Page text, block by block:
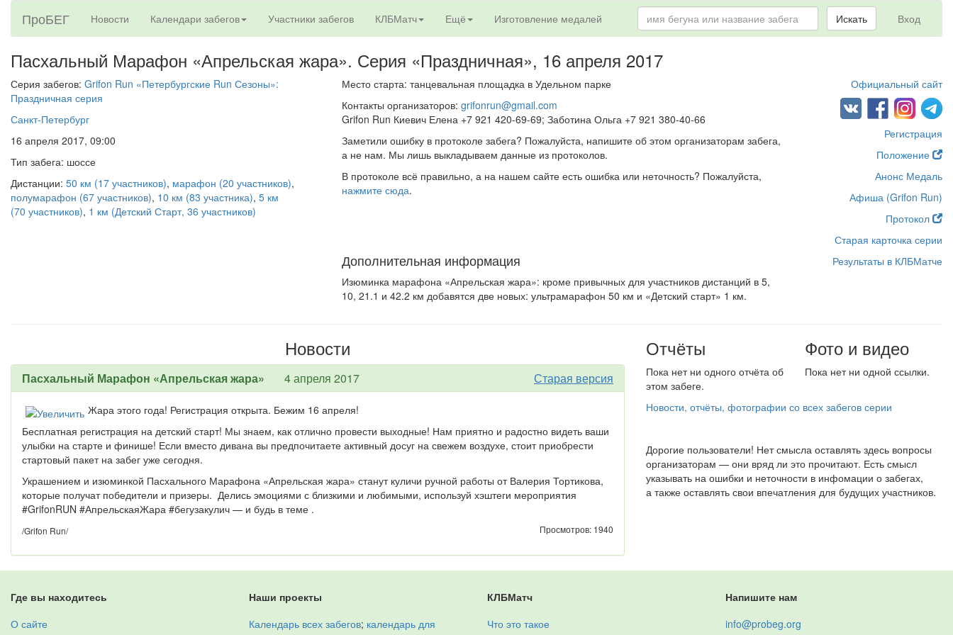
ПроБЕГ Новости Календари забегов Участники забегов КЛБМатч Ещё Изготовление медалей Вход
Искать
Пасхальный Марафон «Апрельская жара». Серия «Праздничная», 16 апреля 2017
Серия забегов: Grifon Run «Петербургские Run Сезоны»:
Праздничная серия
Санкт-Петербург
16 апреля 2017, 09:00
Тип забега: шоссе
Дистанции: 50 км (17 участников), марафон (20 участников),
полумарафон (67 участников), 10 км (83 участника), 5 км
(70 участников), 1 км (Детский Старт, 36 участников)
Место старта: танцевальная площадка в Удельном парке
Контакты организаторов: grifonrun@gmail.com
Grifon Run Киевич Елена +7 921 420-69-69; Заботина Ольга +7 921 380-40-66
Заметили ошибку в протоколе забега? Пожалуйста, напишите об этом организаторам забега,
а не нам. Мы лишь выкладываем данные из протоколов.
В протоколе всё правильно, а на нашем сайте есть ошибка или неточность? Пожалуйста,
нажмите сюда.
Дополнительная информация
Изюминка марафона «Апрельская жара»: кроме привычных для участников дистанций в 5,
10, 21.1 и 42.2 км добавятся две новых: ультрамарафон 50 км и «Детский старт» 1 км.
Официальный сайт
Регистрация
Положение
Анонс Медаль
Афиша (Grifon Run)
Протокол
Старая карточка серии
Результаты в КЛБМатче
Новости
Старая версия
Пасхальный Марафон «Апрельская жара» 4 апреля 2017
Жара этого года! Регистрация открыта. Бежим 16 апреля!
Бесплатная регистрация на детский старт! Мы знаем, как отлично провести выходные! Нам приятно и радостно видеть ваши
улыбки на старте и финише! Если вместо дивана вы предпочитаете активный досуг на свежем воздухе, стоит приобрести
стартовый пакет на забег уже сегодня.
Украшением и изюминкой Пасхального Марафона «Апрельская жара» станут куличи ручной работы от Валерия Тортикова,
которые получат победители и призеры. Делись эмоциями с близкими и любимыми, используй хэштеги мероприятия
#GrifonRUN #АпрельскаяЖара #бегузакулич — и будь в теме .
Просмотров: 1940
/Grifon Run/
Отчёты
Пока нет ни одного отчёта об
этом забеге.
Фото и видео
Пока нет ни одной ссылки.
Новости, отчёты, фотографии со всех забегов серии
Дорогие пользователи! Нет смысла оставлять здесь вопросы
организаторам — они вряд ли это прочитают. Есть смысл
указывать на ошибки и неточности в инфомации о забегах,
а также оставлять свои впечатления для будущих участников.
Где вы находитесь
О сайте
Наши проекты
Календарь всех забегов; календарь для
КЛБМатч
Что это такое
Напишите нам
info@probeg.org